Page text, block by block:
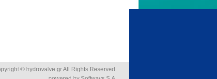
© hydrovalve.gr All Rights Reserved.